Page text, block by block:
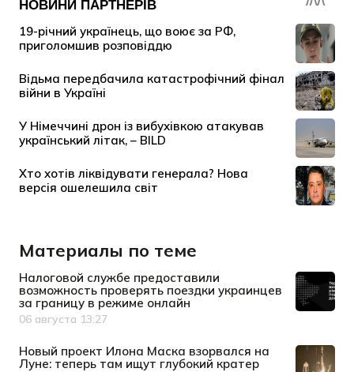
Материалы по теме
Налоговой службе предоставили
возможность проверять поездки украинцев
за границу в режиме онлайн
Дата публикации
06 августа 13:27
Новый проект Илона Маска взорвался на
Луне: теперь там ищут глубокий кратер